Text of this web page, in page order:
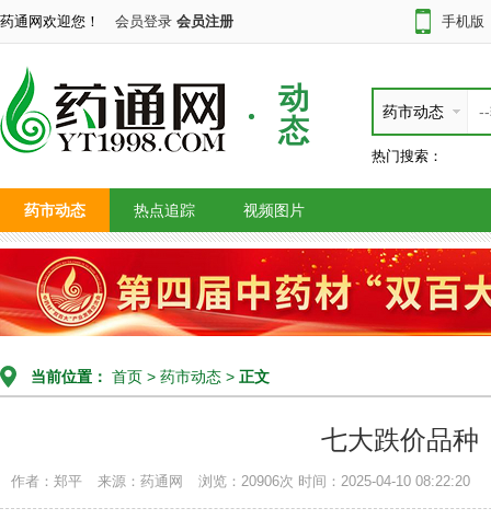
药通网欢迎您！ 会员登录 会员注册 手机版
动
态
药市动态
热门搜索：
药市动态 热点追踪 视频图片
当前位置： 首页 > 药市动态 > 正文
七大跌价品种
作者：郑平 来源：药通网 浏览：20906次 时间：2025-04-10 08:22:20